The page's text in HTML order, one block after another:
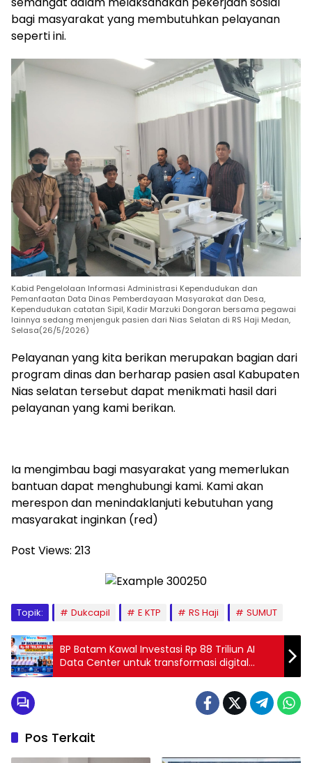
bagi masyarakat yang membutuhkan pelayanan
seperti ini.
Kabid Pengelolaan Informasi Administrasi Kependudukan dan
Pemanfaatan Data Dinas Pemberdayaan Masyarakat dan Desa,
Kependudukan catatan Sipil, Kadir Marzuki Dongoran bersama pegawai
lainnya sedang menjenguk pasien dari Nias Selatan di RS Haji Medan,
Selasa(26/5/2026)
Pelayanan yang kita berikan merupakan bagian dari
program dinas dan berharap pasien asal Kabupaten
Nias selatan tersebut dapat menikmati hasil dari
pelayanan yang kami berikan.
Ia mengimbau bagi masyarakat yang memerlukan
bantuan dapat menghubungi kami. Kami akan
merespon dan menindaklanjuti kebutuhan yang
masyarakat inginkan (red)
Post Views: 213
Topik: Dukcapil E KTP RS Haji SUMUT
BP Batam Kawal Investasi Rp 88 Triliun AI
Data Center untuk transformasi digital
Batam
Pos Terkait